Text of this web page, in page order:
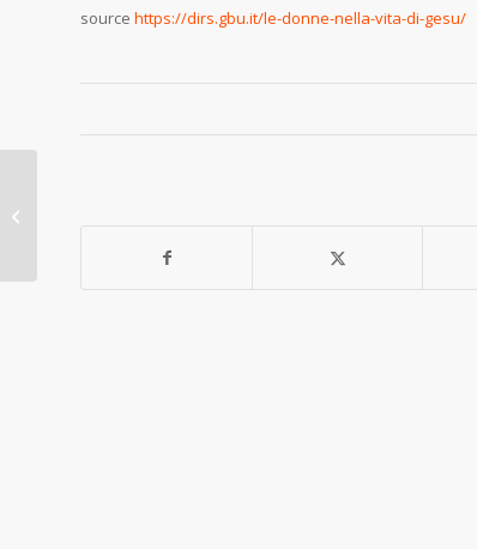
source https://dirs.gbu.it/le-donne-nella-vita-di-gesu/